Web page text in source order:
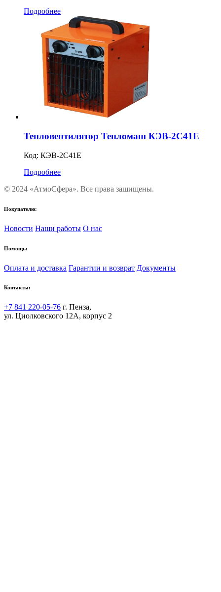
Подробнее
Тепловентилятор Тепломаш КЭВ-2С41Е
Код: КЭВ-2С41Е
Подробнее
© 2024 «АтмоСфера». Все права защищены.
Покупателю:
Новости Наши работы О нас
Помощь:
Оплата и доставка Гарантии и возврат Документы
Контакты:
+7 841 220-05-76 г. Пенза,
ул. Циолковского 12А, корпус 2